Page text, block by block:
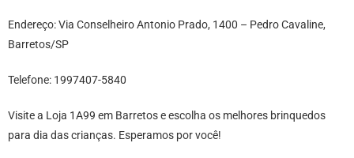
Endereço: Via Conselheiro Antonio Prado, 1400 – Pedro Cavaline,
Barretos/SP
Telefone: 1997407-5840
Visite a Loja 1A99 em Barretos e escolha os melhores brinquedos
para dia das crianças. Esperamos por você!